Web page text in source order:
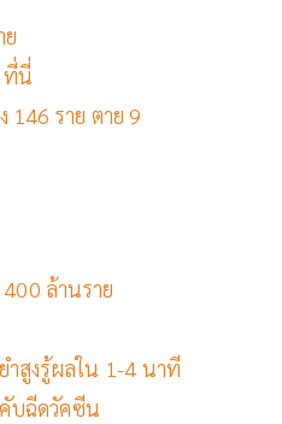
ที่นี่
146 ราย ตาย 9
ล้านราย
สูงรู้ผลใน 1-4 นาที
บฉีดวัคซีน